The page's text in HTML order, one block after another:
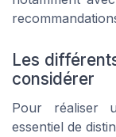
Les
considérer
Pour réaliser
essentiel de